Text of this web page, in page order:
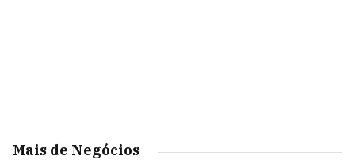
Mais de Negócios